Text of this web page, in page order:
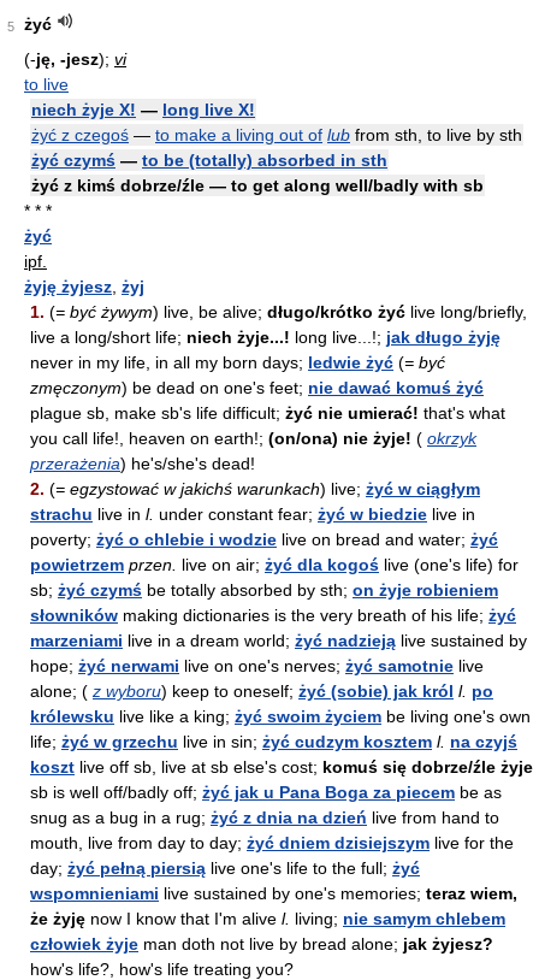
5
żyć
(-ję, -jesz); vi
to live
niech żyje X! — long live X!
żyć z czegoś — to make a living out of lub from sth, to live by sth
żyć czymś — to be (totally) absorbed in sth
żyć z kimś dobrze/źle — to get along well/badly with sb
* * *
żyć
ipf.
żyję żyjesz żyj
1. (= być żywym) live, be alive; długo/krótko żyć live long/briefly,
live a long/short life; niech żyje...! long live...!; jak długo żyję
never in my life, in all my born days; ledwie żyć (= być
zmęczonym) be dead on one's feet; nie dawać komuś żyć
plague sb, make sb's life difficult; żyć nie umierać! that's what
you call life!, heaven on earth!; (on/ona) nie żyje! ( okrzyk
przerażenia) he's/she's dead!
2. (= egzystować w jakichś warunkach) live; żyć w ciągłym
strachu live in l. under constant fear; żyć w biedzie live in
poverty; żyć o chlebie i wodzie live on bread and water; żyć
powietrzem przen. live on air; żyć dla kogoś live (one's life) for
sb; żyć czymś be totally absorbed by sth; on żyje robieniem
słowników making dictionaries is the very breath of his life; żyć
marzeniami live in a dream world; żyć nadzieją live sustained by
hope; żyć nerwami live on one's nerves; żyć samotnie live
alone; ( z wyboru) keep to oneself; żyć (sobie) jak król l. po
królewsku live like a king; żyć swoim życiem be living one's own
life; żyć w grzechu live in sin; żyć cudzym kosztem l. na czyjś
koszt live off sb, live at sb else's cost; komuś się dobrze/źle żyje
sb is well off/badly off; żyć jak u Pana Boga za piecem be as
snug as a bug in a rug; żyć z dnia na dzień live from hand to
mouth, live from day to day; żyć dniem dzisiejszym live for the
day; żyć pełną piersią live one's life to the full; żyć
wspomnieniami live sustained by one's memories; teraz wiem,
że żyję now I know that I'm alive l. living; nie samym chlebem
człowiek żyje man doth not live by bread alone; jak żyjesz?
how's life?, how's life treating you?